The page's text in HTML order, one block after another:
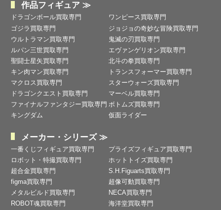
作品フィギュア ≫
ドラゴンボール買取専門
ワンピース買取専門
ゴジラ買取専門
ジョジョの奇妙な冒険買取専門
ウルトラマン買取専門
鬼滅の刃買取専門
ルパン三世買取専門
エヴァンゲリオン買取専門
聖闘士星矢買取専門
北斗の拳買取専門
キン肉マン買取専門
トランスフォーマー買取専門
マクロス買取専門
スターウォーズ買取専門
ドラゴンクエスト買取専門
マーベル買取専門
ファイナルファンタジー買取専門 ボトムズ買取専門
キングダム
仮面ライダー
メーカー・シリーズ ≫
一番くじフィギュア買取専門
プライズフィギュア買取専門
ロボット・特撮買取専門
ホットトイズ買取専門
超合金買取専門
S.H.Figuarts買取専門
figma買取専門
超像可動買取専門
メタルビルド買取専門
NECA買取専門
ROBOT魂買取専門
海洋堂買取専門